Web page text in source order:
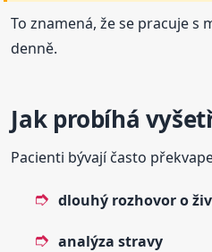
To znamená, že se pracuje s
denně.
Jak probíhá
Pacienti bývají často
dlouhý rozhovor o
analýza stravy